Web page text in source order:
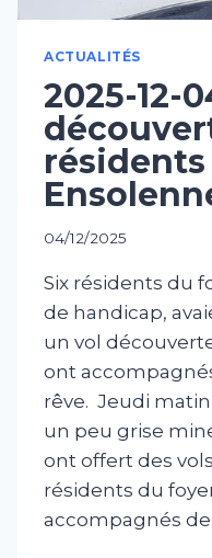
ACTUALITÉS
2025-12-
04/12/2025
Six résidents du
de handicap,
un vol
ont
rêve. ‍ Jeudi
un peu grise
ont offert des
résidents du
accompagnés